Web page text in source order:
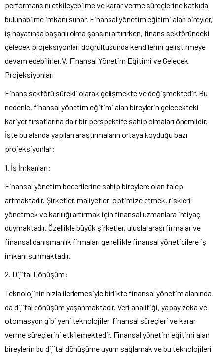
performansını etkileyebilme ve karar verme süreçlerine katkıda
bulunabilme imkanı sunar. Finansal yönetim eğitimi alan bireyler,
iş hayatında başarılı olma şansını artırırken, finans sektöründeki
gelecek projeksiyonları doğrultusunda kendilerini geliştirmeye
devam edebilirler.V. Finansal Yönetim Eğitimi ve Gelecek
Projeksiyonları
Finans sektörü sürekli olarak gelişmekte ve değişmektedir. Bu
nedenle, finansal yönetim eğitimi alan bireylerin gelecekteki
kariyer fırsatlarına dair bir perspektife sahip olmaları önemlidir.
İşte bu alanda yapılan araştırmaların ortaya koyduğu bazı
projeksiyonlar:
1. İş İmkanları:
Finansal yönetim becerilerine sahip bireylere olan talep
artmaktadır. Şirketler, maliyetleri optimize etmek, riskleri
yönetmek ve karlılığı artırmak için finansal uzmanlara ihtiyaç
duymaktadır. Özellikle büyük şirketler, uluslararası firmalar ve
finansal danışmanlık firmaları genellikle finansal yöneticilere iş
imkanı sunmaktadır.
2. Dijital Dönüşüm:
Teknolojinin hızla ilerlemesiyle birlikte finansal yönetim alanında
da dijital dönüşüm yaşanmaktadır. Veri analitiği, yapay zeka ve
otomasyon gibi yeni teknolojiler, finansal süreçleri ve karar
verme süreçlerini etkilemektedir. Finansal yönetim eğitimi alan
bireylerin bu dijital dönüşüme uyum sağlamak ve bu teknolojileri